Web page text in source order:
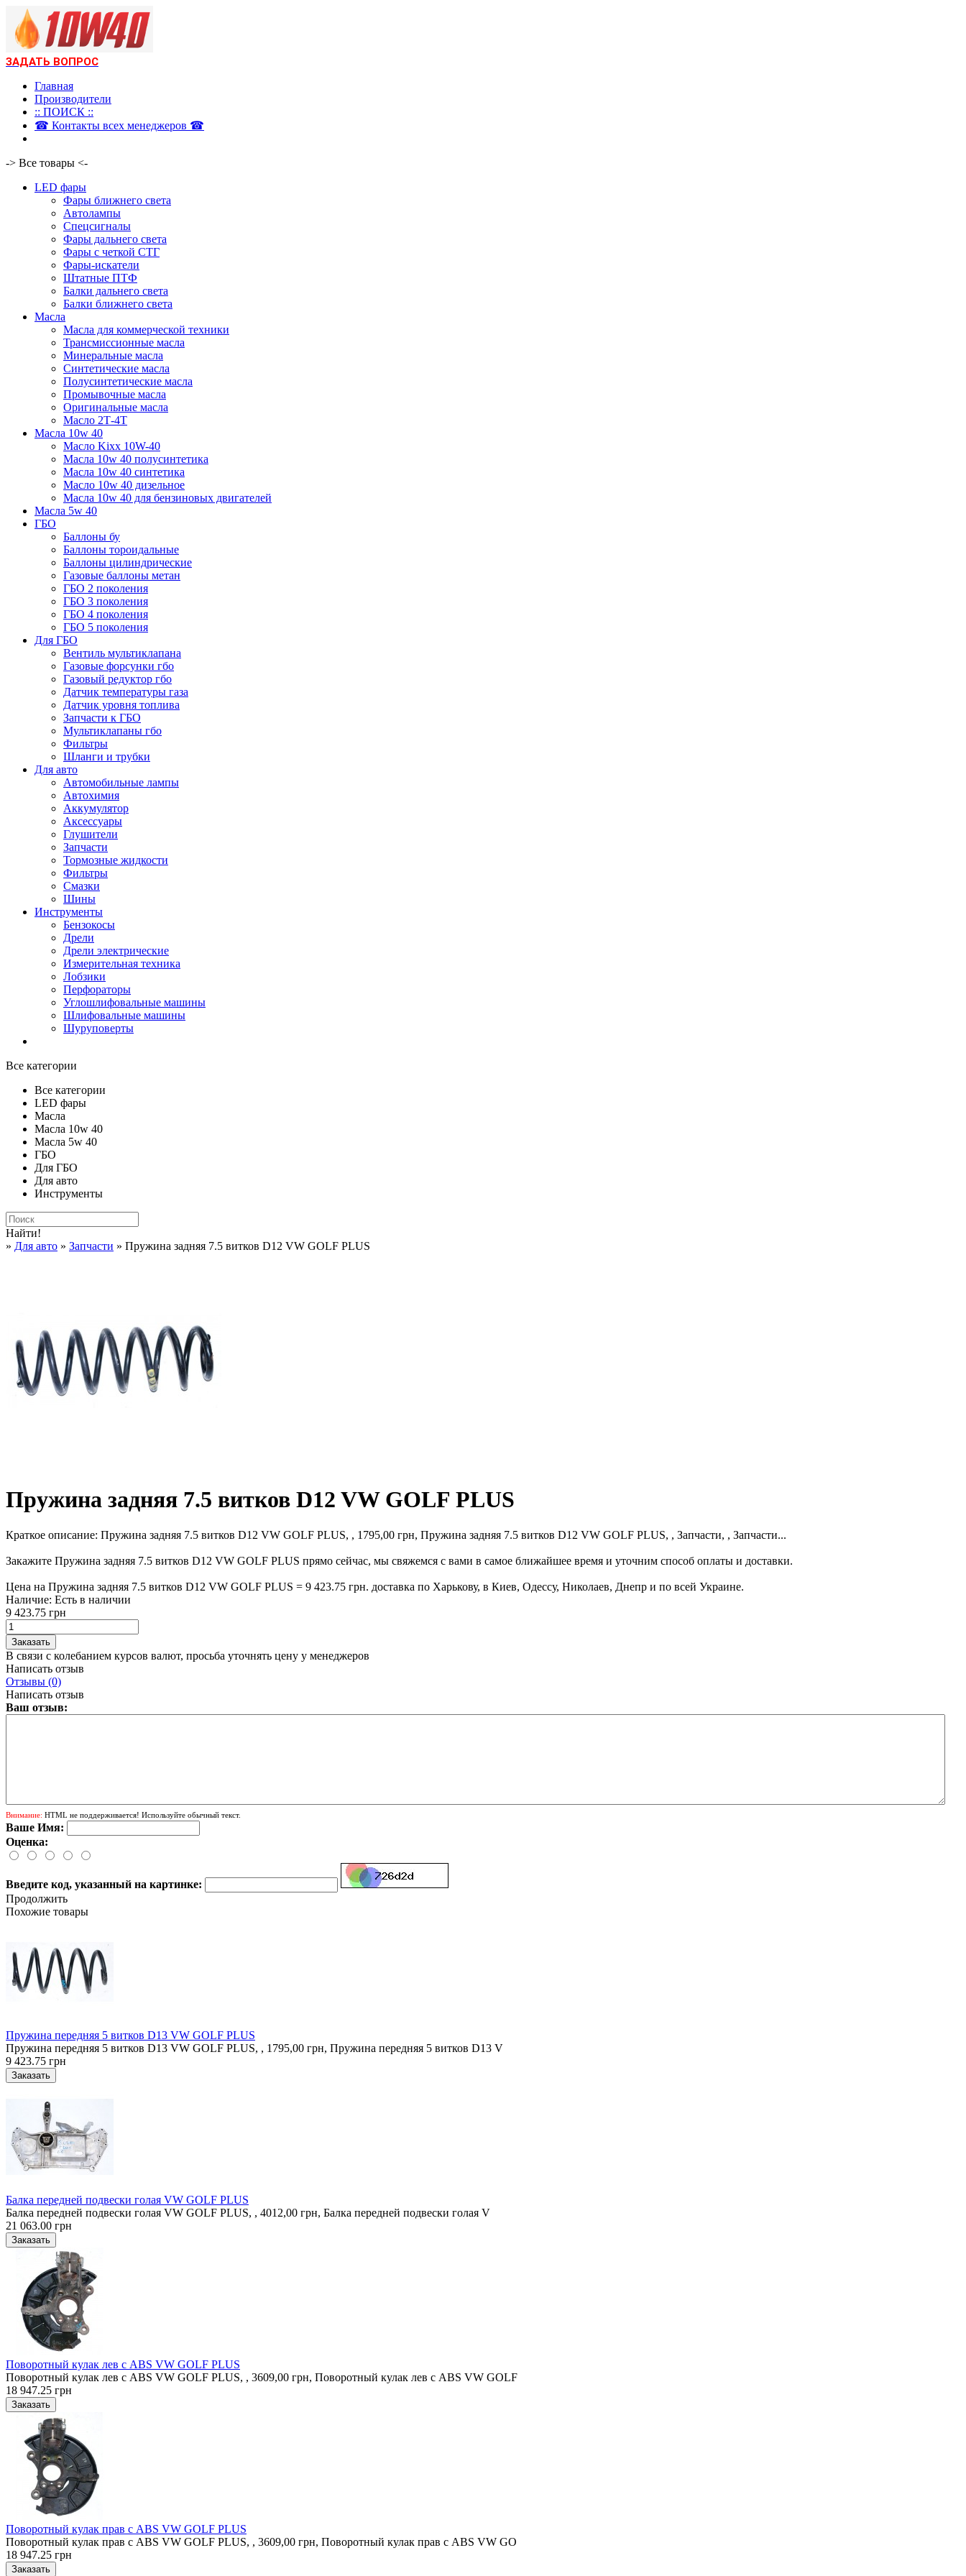
ЗАДАТЬ ВОПРОС
Главная
Производители
:: ПОИСК ::
☎ Контакты всех менеджеров ☎
-> Все товары <-
LED фары
Фары ближнего света
Автолампы
Спецсигналы
Фары дальнего света
Фары с четкой СТГ
Фары-искатели
Штатные ПТФ
Балки дальнего света
Балки ближнего света
Масла
Масла для коммерческой техники
Трансмиссионные масла
Минеральные масла
Синтетические масла
Полусинтетические масла
Промывочные масла
Оригинальные масла
Масло 2Т-4Т
Масла 10w 40
Mасло Kixx 10W-40
Масла 10w 40 полусинтетика
Масла 10w 40 синтетика
Масло 10w 40 дизельное
Масла 10w 40 для бензиновых двигателей
Масла 5w 40
ГБО
Баллоны бу
Баллоны тороидальные
Баллоны цилиндрические
Газовые баллоны метан
ГБО 2 поколения
ГБО 3 поколения
ГБО 4 поколения
ГБО 5 поколения
Для ГБО
Вентиль мультиклапана
Газовые форсунки гбо
Газовый редуктор гбо
Датчик температуры газа
Датчик уровня топлива
Запчасти к ГБО
Мультиклапаны гбо
Фильтры
Шланги и трубки
Для авто
Автомобильные лампы
Автохимия
Аккумулятор
Аксессуары
Глушители
Запчасти
Тормозные жидкости
Фильтры
Смазки
Шины
Инструменты
Бензокосы
Дрели
Дрели электрические
Измерительная техника
Лобзики
Перфораторы
Углошлифовальные машины
Шлифовальные машины
Шуруповерты
Все категории
Все категории
LED фары
Масла
Масла 10w 40
Масла 5w 40
ГБО
Для ГБО
Для авто
Инструменты
Найти!
» Для авто » Запчасти » Пружина задняя 7.5 витков D12 VW GOLF PLUS
Пружина задняя 7.5 витков D12 VW GOLF PLUS
Краткое описание: Пружина задняя 7.5 витков D12 VW GOLF PLUS, , 1795,00 грн, Пружина задняя 7.5 витков D12 VW GOLF PLUS, , Запчасти, , Запчасти...
Закажите Пружина задняя 7.5 витков D12 VW GOLF PLUS прямо сейчас, мы свяжемся с вами в самое ближайшее время и уточним способ оплаты и доставки.
Цена на Пружина задняя 7.5 витков D12 VW GOLF PLUS = 9 423.75 грн. доставка по Харькову, в Киев, Одессу, Николаев, Днепр и по всей Украине.
Наличие: Есть в наличии
9 423.75 грн
В связи с колебанием курсов валют, просьба уточнять цену у менеджеров
Написать отзыв
Отзывы (0)
Написать отзыв
Ваш отзыв:
Внимание: HTML не поддерживается! Используйте обычный текст.
Ваше Имя:
Оценка:
Введите код, указанный на картинке:
Продолжить
Похожие товары
Пружина передняя 5 витков D13 VW GOLF PLUS
Пружина передняя 5 витков D13 VW GOLF PLUS, , 1795,00 грн, Пружина передняя 5 витков D13 V
9 423.75 грн
Балка передней подвески голая VW GOLF PLUS
Балка передней подвески голая VW GOLF PLUS, , 4012,00 грн, Балка передней подвески голая V
21 063.00 грн
Поворотный кулак лев с ABS VW GOLF PLUS
Поворотный кулак лев с ABS VW GOLF PLUS, , 3609,00 грн, Поворотный кулак лев с ABS VW GOLF
18 947.25 грн
Поворотный кулак прав с ABS VW GOLF PLUS
Поворотный кулак прав с ABS VW GOLF PLUS, , 3609,00 грн, Поворотный кулак прав с ABS VW GO
18 947.25 грн